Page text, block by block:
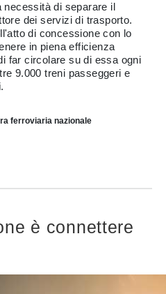
necessità di separare il
dei servizi di trasporto.
di concessione con lo
in piena efficienza
far circolare su di essa ogni
9.000 treni passeggeri e
ferroviaria nazionale
è connettere